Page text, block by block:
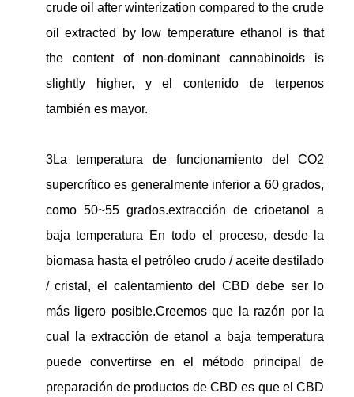
crude oil after winterization compared to the crude
oil extracted by low temperature ethanol is that
the content of non-dominant cannabinoids is
slightly higher, y el contenido de terpenos
también es mayor.
3La temperatura de funcionamiento del CO2
supercrítico es generalmente inferior a 60 grados,
como 50~55 grados.extracción de crioetanol a
baja temperatura
En todo el proceso, desde la
biomasa hasta el petróleo crudo / aceite destilado
/ cristal, el calentamiento del CBD debe ser lo
más ligero posible.Creemos que la razón por la
cual la extracción de etanol a baja temperatura
puede convertirse en el método principal de
preparación de productos de CBD es que el CBD